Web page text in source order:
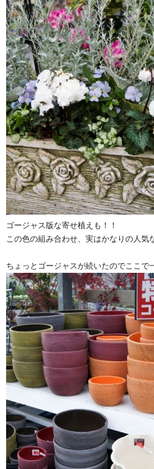
ゴージャス版な寄せ植えも！！
この色の組み合わせ、実はかなりの人気
ちょっとゴージャスが続いたのでここで